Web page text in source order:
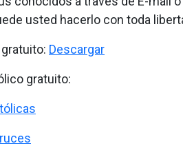
usted hacerlo con toda
Descargar
gratuito: